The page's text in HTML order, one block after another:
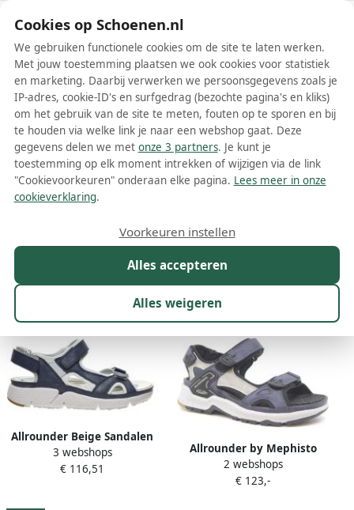
Schoenen.nl
Wis filters Alle filters
Blauwe Allrounder damesschoenen
Meer lezen
Kleur 1
36 resultaten:
Allrounder Beige Sandalen
met Bandjes voor Dames
3 webshops
€ 116,51
Allrounder by Mephisto
Wandelschoenen
2 webshops
€ 123,-
Cookies op Schoenen.nl
We gebruiken functionele cookies om de site te laten werken.
Met jouw toestemming plaatsen we ook cookies voor statistiek
en marketing. Daarbij verwerken we persoonsgegevens zoals je
IP-adres, cookie-ID's en surfgedrag (bezochte pagina's en kliks)
om het gebruik van de site te meten, fouten op te sporen en bij
te houden via welke link je naar een webshop gaat. Deze
gegevens delen we met onze 3 partners. Je kunt je
toestemming op elk moment intrekken of wijzigen via de link
"Cookievoorkeuren" onderaan elke pagina. Lees meer in onze
cookieverklaring.
Alles accepteren
Alles weigeren
Voorkeuren instellen